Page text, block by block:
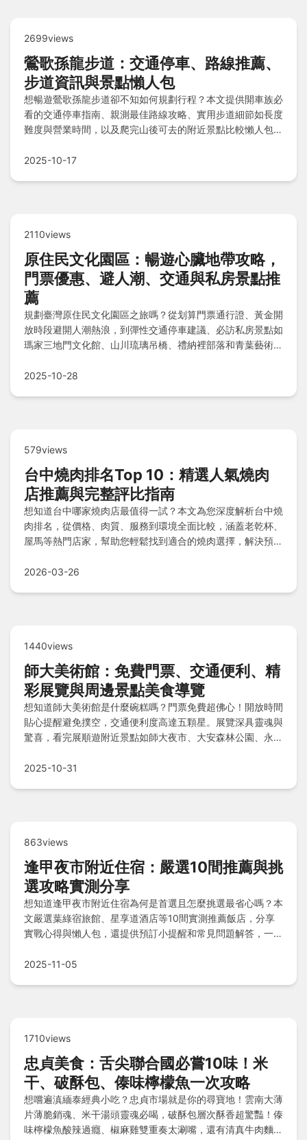
2699views
鶯歌孫龍步道：交通停車、路線推薦、
步道資訊與景點懶人包
想暢遊鶯歌孫龍步道卻不知如何規劃行程？本文提供開車族必
看的交通停車指南、親測最佳路線攻略、實用步道細節如長度
難度與營業時間，以及爬完山後可去的附近景點比較懶人包，
2025-10-17
2110views
原住民文化園區：暢遊心臟地帶攻略，
門票優惠、避人潮、交通與私房景點推
薦
規劃臺灣原住民文化園區之旅嗎？從划算門票通行證、黃金開
放時段避開人潮熱浪，到彈性交通停車建議、必訪私房景點如
瑪家三地門文化館、山川琉璃吊橋、禮納裡部落和青葉藝術之
旅程。
2025-10-28
579views
台中燒肉排名Top 10：精選人氣燒肉
店推薦與完整評比指南
想知道台中哪家燒肉店最值得一試？本文為您深度解析台中燒
肉排名，從價格、肉質、服務到環境全面比較，涵蓋老乾杯、
屋馬等熱門店家，幫助您輕鬆找到適合的燒肉選擇，解決預約
2026-03-26
1440views
師大美術館：免費門票、交通便利、精
彩展覽與周邊景點美食導覽
想知道師大美術館是什麼碗糕嗎？門票免費超佛心！開放時間
貼心提醒避免撲空，交通便利度高達五顆星。展覽深具靈魂與
驚喜，看完展順遊附近景點如師大夜市、大安森林公園、永康
Q&A解答，快來規劃一場藝術與生活的完美旅程吧！
2025-10-31
863views
逢甲夜市附近住宿：嚴選10間推薦與挑
選攻略實測分享
想知道逢甲夜市附近住宿為何是首選且怎麼挑選最省心嗎？本
文嚴選葉綠宿旅館、星享道酒店等10間實測推薦飯店，分享
實戰心得與懶人包，還提供預訂小提醒和常見問題解答，一站
2025-11-05
1710views
忠貞美食：舌尖聯合國必嘗10味！米
干、破酥包、傣味檸檬魚一次攻略
想嚐遍滇緬泰經典小吃？忠貞市場就是你的尋寶地！雲南大薄
片薄脆銷魂、米干湯頭靈魂必喝，破酥包層次酥香超驚豔！傣
味檸檬魚酸辣過癮、椒麻雞雙重奏太涮嘴，還有清真牛肉麵濃